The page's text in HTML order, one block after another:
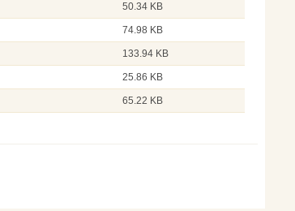
50.34 KB
74.98 KB
133.94 KB
25.86 KB
65.22 KB